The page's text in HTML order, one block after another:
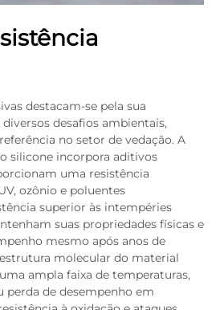
destacam-se pela sua
desafios ambientais,
no setor de vedação. A
silicone incorpora aditivos
uma resistência
ozônio e poluentes
superior às intempéries
suas propriedades físicas e
mesmo após anos de
molecular do material
ampla faixa de temperaturas,
perda de desempenho em